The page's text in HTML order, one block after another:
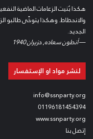
هكذا بُنيت الزعامات الماضية
والانحطاط. وهكذا يتوخّى طالبو
الجديد.
—أنطون سعاده,حزيران 1940
لنشر مواد او الإستفسار
info@ssnparty.org
01196181454394
www.ssnparty.org
إتصل بنا